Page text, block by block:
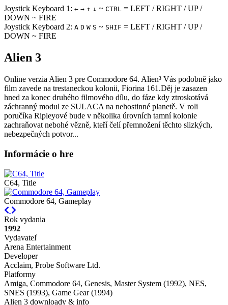
Joystick Keyboard 1: ← → ↑ ↓ ~ CTRL = LEFT / RIGHT / UP /
DOWN ~ FIRE
Joystick Keyboard 2: A D W S ~ SHIF = LEFT / RIGHT / UP /
DOWN ~ FIRE
Alien 3
Online verzia Alien 3 pre Commodore 64. Alien³ Vás podobně jako
film zavede na trestaneckou kolonii, Fiorina 161.Děj je zasazen
hned za konec druhého filmového dílu, do fáze kdy ztroskotává
záchranný modul ze SULACA na nehostinné planetě. V roli
poručíka Ripleyové bude v několika úrovních tamní kolonie
zachraňovat nebohé vězně, kteří čelí přemnožení těchto slizkých,
nebezpečných potvor...
Informácie o hre
C64, Title
Commodore 64, Gameplay
Previous
Rok vydania
1992
Vydavateľ
Arena Entertainment
Developer
Acclaim, Probe Software Ltd.
Platformy
Amiga, Commodore 64, Genesis, Master System (1992), NES,
SNES (1993), Game Gear (1994)
Alien 3 downloady & info